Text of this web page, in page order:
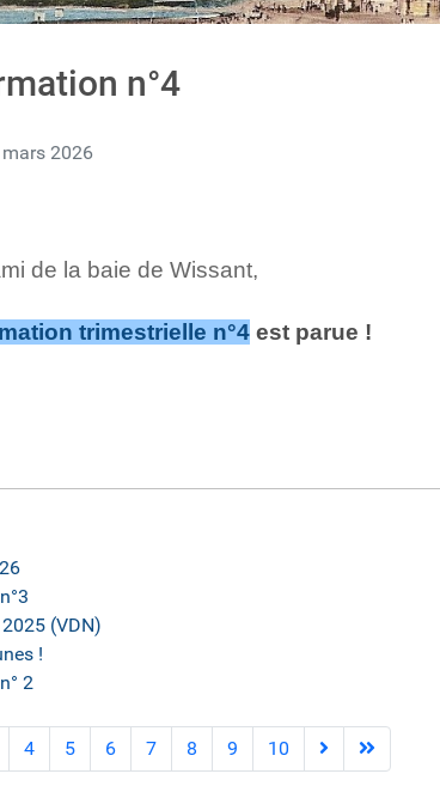
n°4
2026
de la baie de Wissant,
trimestrielle n°4 est parue !
(VDN)
!
2
4 5 6 7 8 9 10